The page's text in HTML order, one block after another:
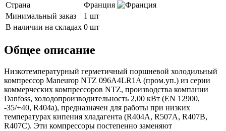
Страна
Франция
Минимальный заказ
1 шт
В наличии на складах 0 шт
Общее описание
Низкотемпературный герметичный поршневой холодильный
компрессор Maneurop NTZ 096A4LR1A (пром.уп.) из серии
коммерческих компрессоров NTZ, производства компании
Danfoss, холодопроизводительность 2,00 кВт (EN 12900,
-35/+40, R404a), предназначен для работы при низких
температурах кипения хладагента (R404A, R507A, R407B,
R407C). Эти компрессоры постепенно заменяют